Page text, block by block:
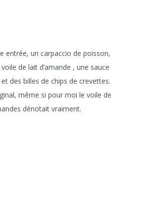
entrée, un carpaccio de poisson,
de lait d’amande , une sauce
des billes de chips de crevettes.
même si pour moi le voile de
dénotait vraiment.